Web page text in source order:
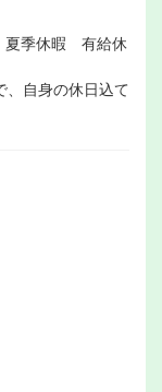
季休暇 有給休
自身の休日込て